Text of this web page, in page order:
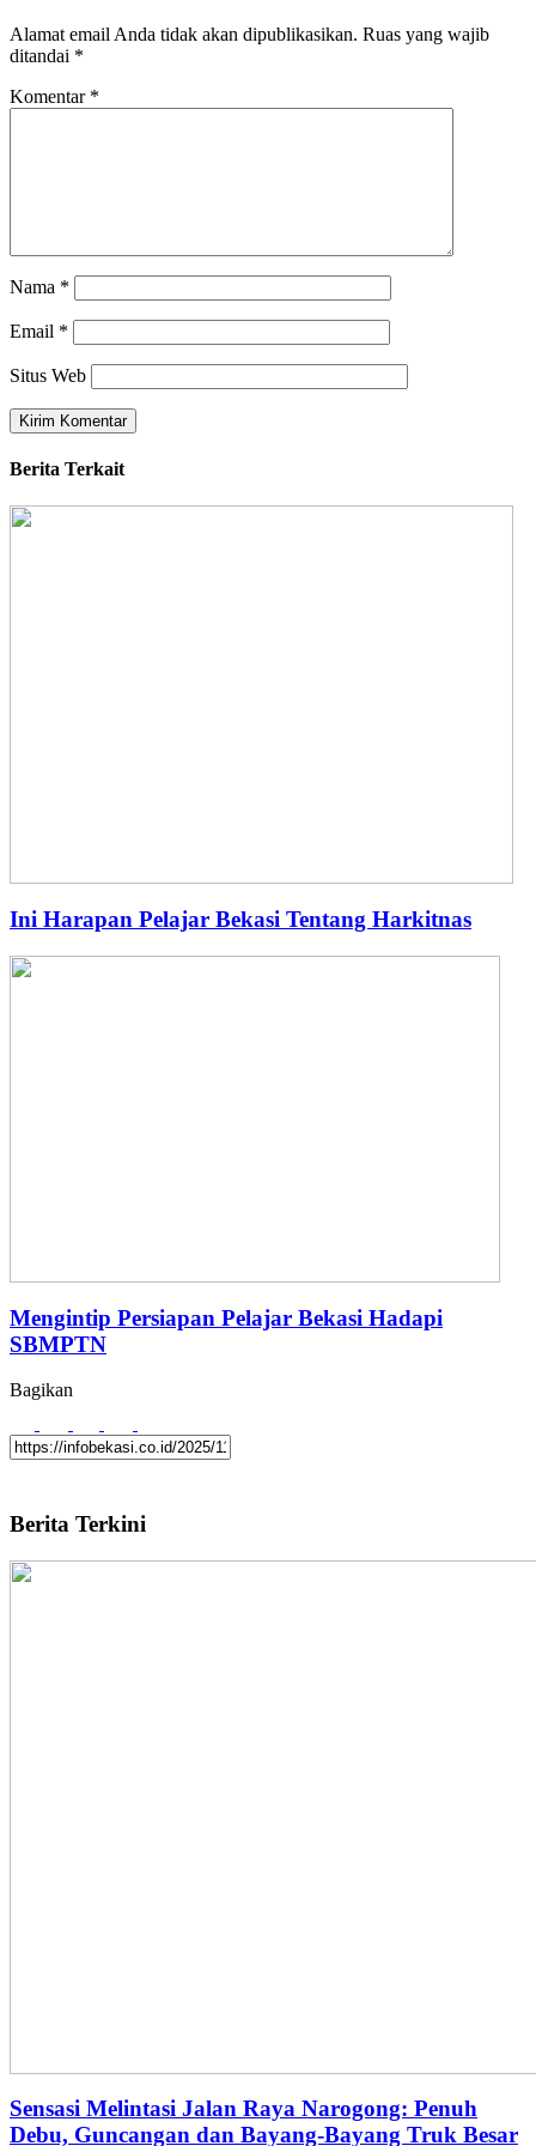
Alamat email Anda tidak akan dipublikasikan. Ruas yang wajib
ditandai *
Komentar *
Nama *
Email *
Situs Web
Berita Terkait
Ini Harapan Pelajar Bekasi Tentang Harkitnas
Mengintip Persiapan Pelajar Bekasi Hadapi
SBMPTN
Bagikan
Berita Terkini
Sensasi Melintasi Jalan Raya Narogong: Penuh
Debu, Guncangan dan Bayang-Bayang Truk Besar